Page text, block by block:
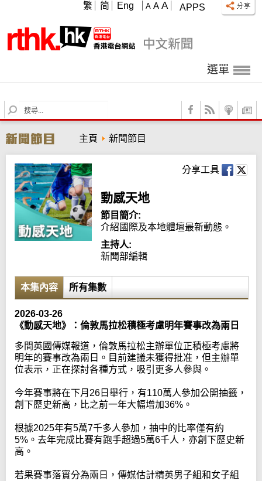
APPS
A A A
繁 简 Eng
選單
S
e
r
c
h
主頁 新聞節目
分享工具
動感天地
節目簡介:
介紹國際及本地體壇最新動態。
主持人:
新聞部編輯
本集內容 所有集數
2026-03-26
《動感天地》：倫敦馬拉松積極考慮明年賽事改為兩日
多間英國傳媒報道，倫敦馬拉松主辦單位正積極考慮將
明年的賽事改為兩日。目前建議未獲得批准，但主辦單
位表示，正在探討各種方式，吸引更多人參與。
今年賽事將在下月26日舉行，有110萬人參加公開抽籤，
創下歷史新高，比之前一年大幅增加36%。
根據2025年有5萬7千多人參加，抽中的比率僅有約
5%。去年完成比賽有跑手超過5萬6千人，亦創下歷史新
高。
若果賽事落實分為兩日，傳媒估計精英男子組和女子組